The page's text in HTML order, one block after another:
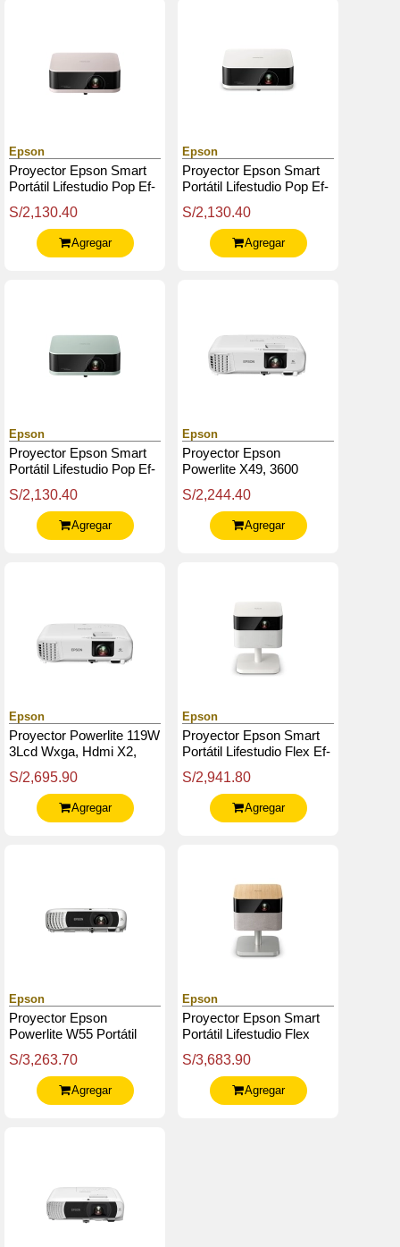
Epson
Proyector Epson Smart
Portátil Lifestudio Pop Ef-
Hd
S/2,130.40
Agregar
Epson
Proyector Epson Smart
Portátil Lifestudio Pop Ef-
Hd
S/2,130.40
Agregar
Epson
Proyector Epson Smart
Portátil Lifestudio Pop Ef-
S/2,130.40
Agregar
Epson
Proyector Epson
Powerlite X49, 3600
Xga, Parlante Monoaural:
5W X 1
S/2,244.40
Agregar
Epson
Proyector Powerlite 119W
3Lcd Wxga, Hdmi X2,
S/2,695.90
Agregar
Epson
Proyector Epson Smart
Portátil Lifestudio Flex Ef-
Hd
S/2,941.80
Agregar
Epson
Proyector Epson
Powerlite W55 Portátil
S/3,263.70
Agregar
Epson
Proyector Epson Smart
Portátil Lifestudio Flex
Pro Uhd
S/3,683.90
Agregar